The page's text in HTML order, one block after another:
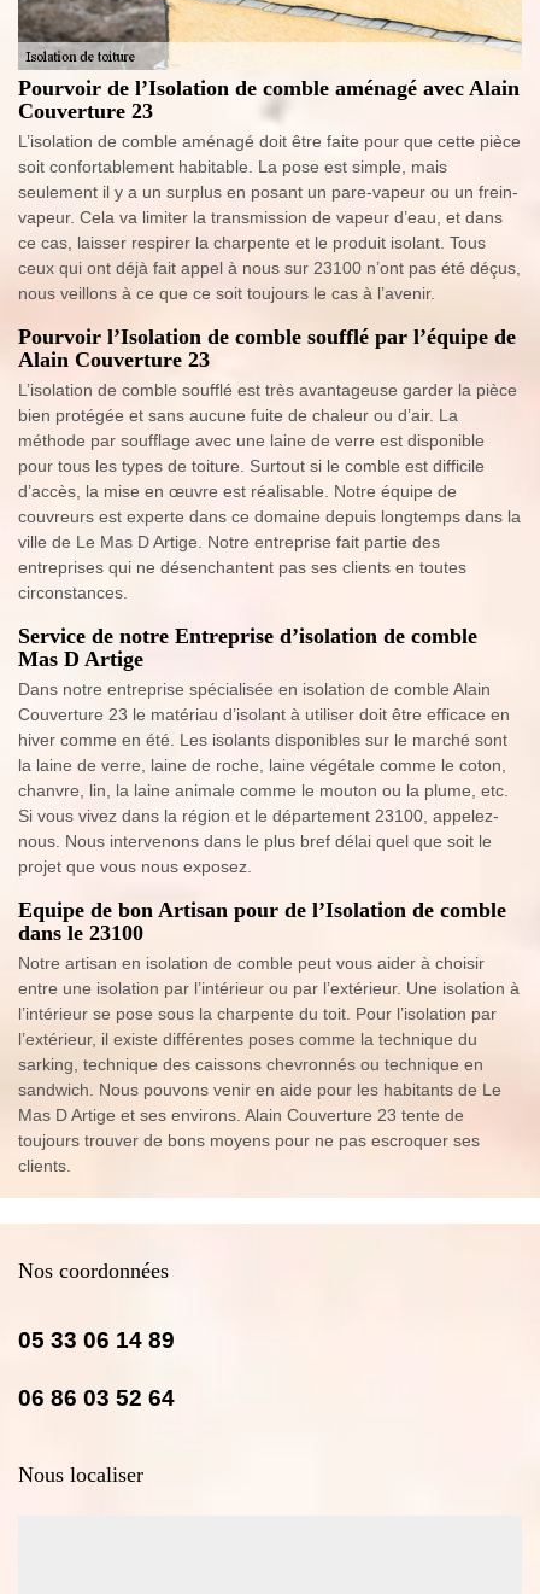
Pourvoir de l’Isolation de comble aménagé avec Alain
Couverture 23
L’isolation de comble aménagé doit être faite pour que cette pièce
soit confortablement habitable. La pose est simple, mais
seulement il y a un surplus en posant un pare-vapeur ou un frein-
vapeur. Cela va limiter la transmission de vapeur d’eau, et dans
ce cas, laisser respirer la charpente et le produit isolant. Tous
ceux qui ont déjà fait appel à nous sur 23100 n’ont pas été déçus,
nous veillons à ce que ce soit toujours le cas à l’avenir.
Pourvoir l’Isolation de comble soufflé par l’équipe de
Alain Couverture 23
L’isolation de comble soufflé est très avantageuse garder la pièce
bien protégée et sans aucune fuite de chaleur ou d’air. La
méthode par soufflage avec une laine de verre est disponible
pour tous les types de toiture. Surtout si le comble est difficile
d’accès, la mise en œuvre est réalisable. Notre équipe de
couvreurs est experte dans ce domaine depuis longtemps dans la
ville de Le Mas D Artige. Notre entreprise fait partie des
entreprises qui ne désenchantent pas ses clients en toutes
circonstances.
Service de notre Entreprise d’isolation de comble
Mas D Artige
Dans notre entreprise spécialisée en isolation de comble Alain
Couverture 23 le matériau d’isolant à utiliser doit être efficace en
hiver comme en été. Les isolants disponibles sur le marché sont
la laine de verre, laine de roche, laine végétale comme le coton,
chanvre, lin, la laine animale comme le mouton ou la plume, etc.
Si vous vivez dans la région et le département 23100, appelez-
nous. Nous intervenons dans le plus bref délai quel que soit le
projet que vous nous exposez.
Equipe de bon Artisan pour de l’Isolation de comble
dans le 23100
Notre artisan en isolation de comble peut vous aider à choisir
entre une isolation par l’intérieur ou par l’extérieur. Une isolation à
l’intérieur se pose sous la charpente du toit. Pour l’isolation par
l’extérieur, il existe différentes poses comme la technique du
sarking, technique des caissons chevronnés ou technique en
sandwich. Nous pouvons venir en aide pour les habitants de Le
Mas D Artige et ses environs. Alain Couverture 23 tente de
toujours trouver de bons moyens pour ne pas escroquer ses
clients.
Nos coordonnées
05 33 06 14 89
06 86 03 52 64
Nous localiser